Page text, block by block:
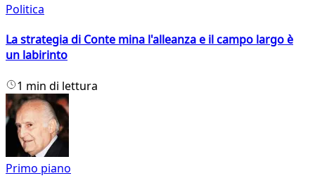
Politica
La strategia di Conte mina l'alleanza e il campo largo è
un labirinto
1 min di lettura
Primo piano